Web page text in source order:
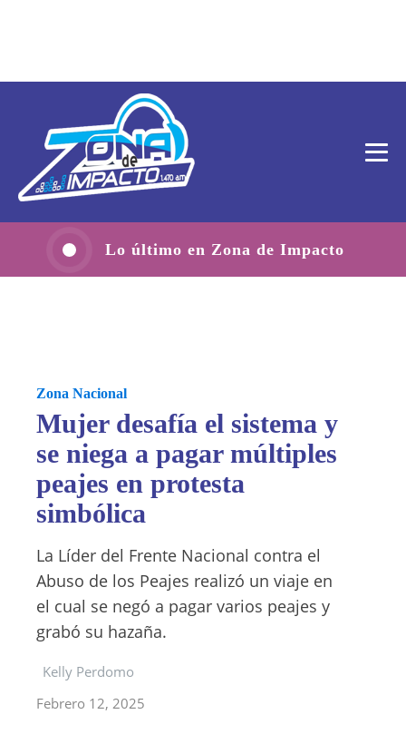
Lo último en Zona de Impacto
Zona Nacional
Mujer desafía el sistema y
se niega a pagar múltiples
peajes en protesta
simbólica
La Líder del Frente Nacional contra el
Abuso de los Peajes realizó un viaje en
el cual se negó a pagar varios peajes y
grabó su hazaña.
Kelly Perdomo
Febrero 12, 2025